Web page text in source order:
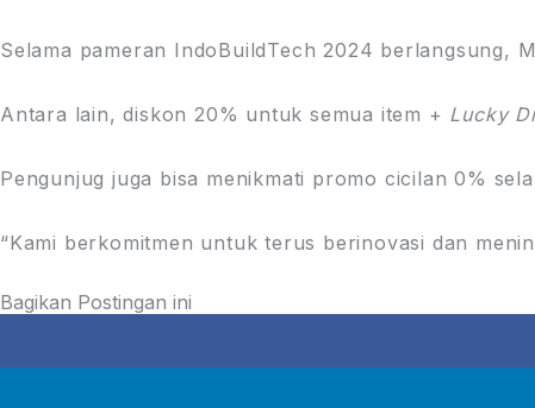
Selama pameran IndoBuildTech 2024 berlangsung,
Antara lain, diskon 20% untuk semua item + Lucky
Pengunjug juga bisa menikmati promo cicilan 0%
“Kami berkomitmen untuk terus berinovasi dan
Bagikan Postingan ini